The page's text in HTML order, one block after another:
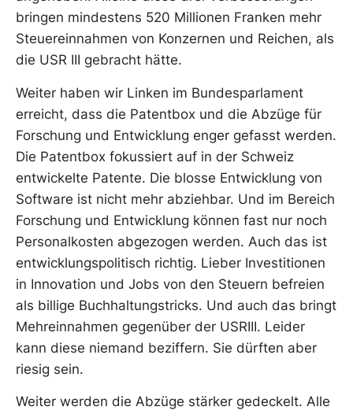
bringen mindestens 520 Millionen Franken mehr
Steuereinnahmen von Konzernen und Reichen, als
die USR III gebracht hätte.
Weiter haben wir Linken im Bundesparlament
erreicht, dass die Patentbox und die Abzüge für
Forschung und Entwicklung enger gefasst werden.
Die Patentbox fokussiert auf in der Schweiz
entwickelte Patente. Die blosse Entwicklung von
Software ist nicht mehr abziehbar. Und im Bereich
Forschung und Entwicklung können fast nur noch
Personalkosten abgezogen werden. Auch das ist
entwicklungspolitisch richtig. Lieber Investitionen
in Innovation und Jobs von den Steuern befreien
als billige Buchhaltungstricks. Und auch das bringt
Mehreinnahmen gegenüber der USRIII. Leider
kann diese niemand beziffern. Sie dürften aber
riesig sein.
Weiter werden die Abzüge stärker gedeckelt. Alle